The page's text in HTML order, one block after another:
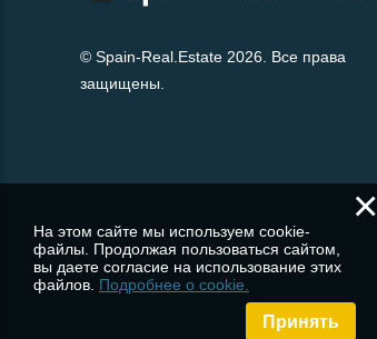
© Spain-Real.Estate 2026. Все права
защищены.
×
На этом сайте мы используем cookie-
файлы. Продолжая пользоваться сайтом,
вы даете согласие на использование этих
файлов. Подробнее о cookie.
Принять